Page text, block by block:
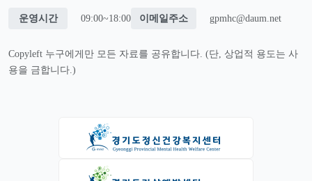
운영시간 09:00~18:00 이메일주소 gpmhc@daum.net
Copyleft 누구에게만 모든 자료를 공유합니다. (단, 상업적 용도는 사
용을 금합니다.)